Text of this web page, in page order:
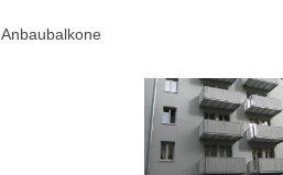
Anbaubalkone